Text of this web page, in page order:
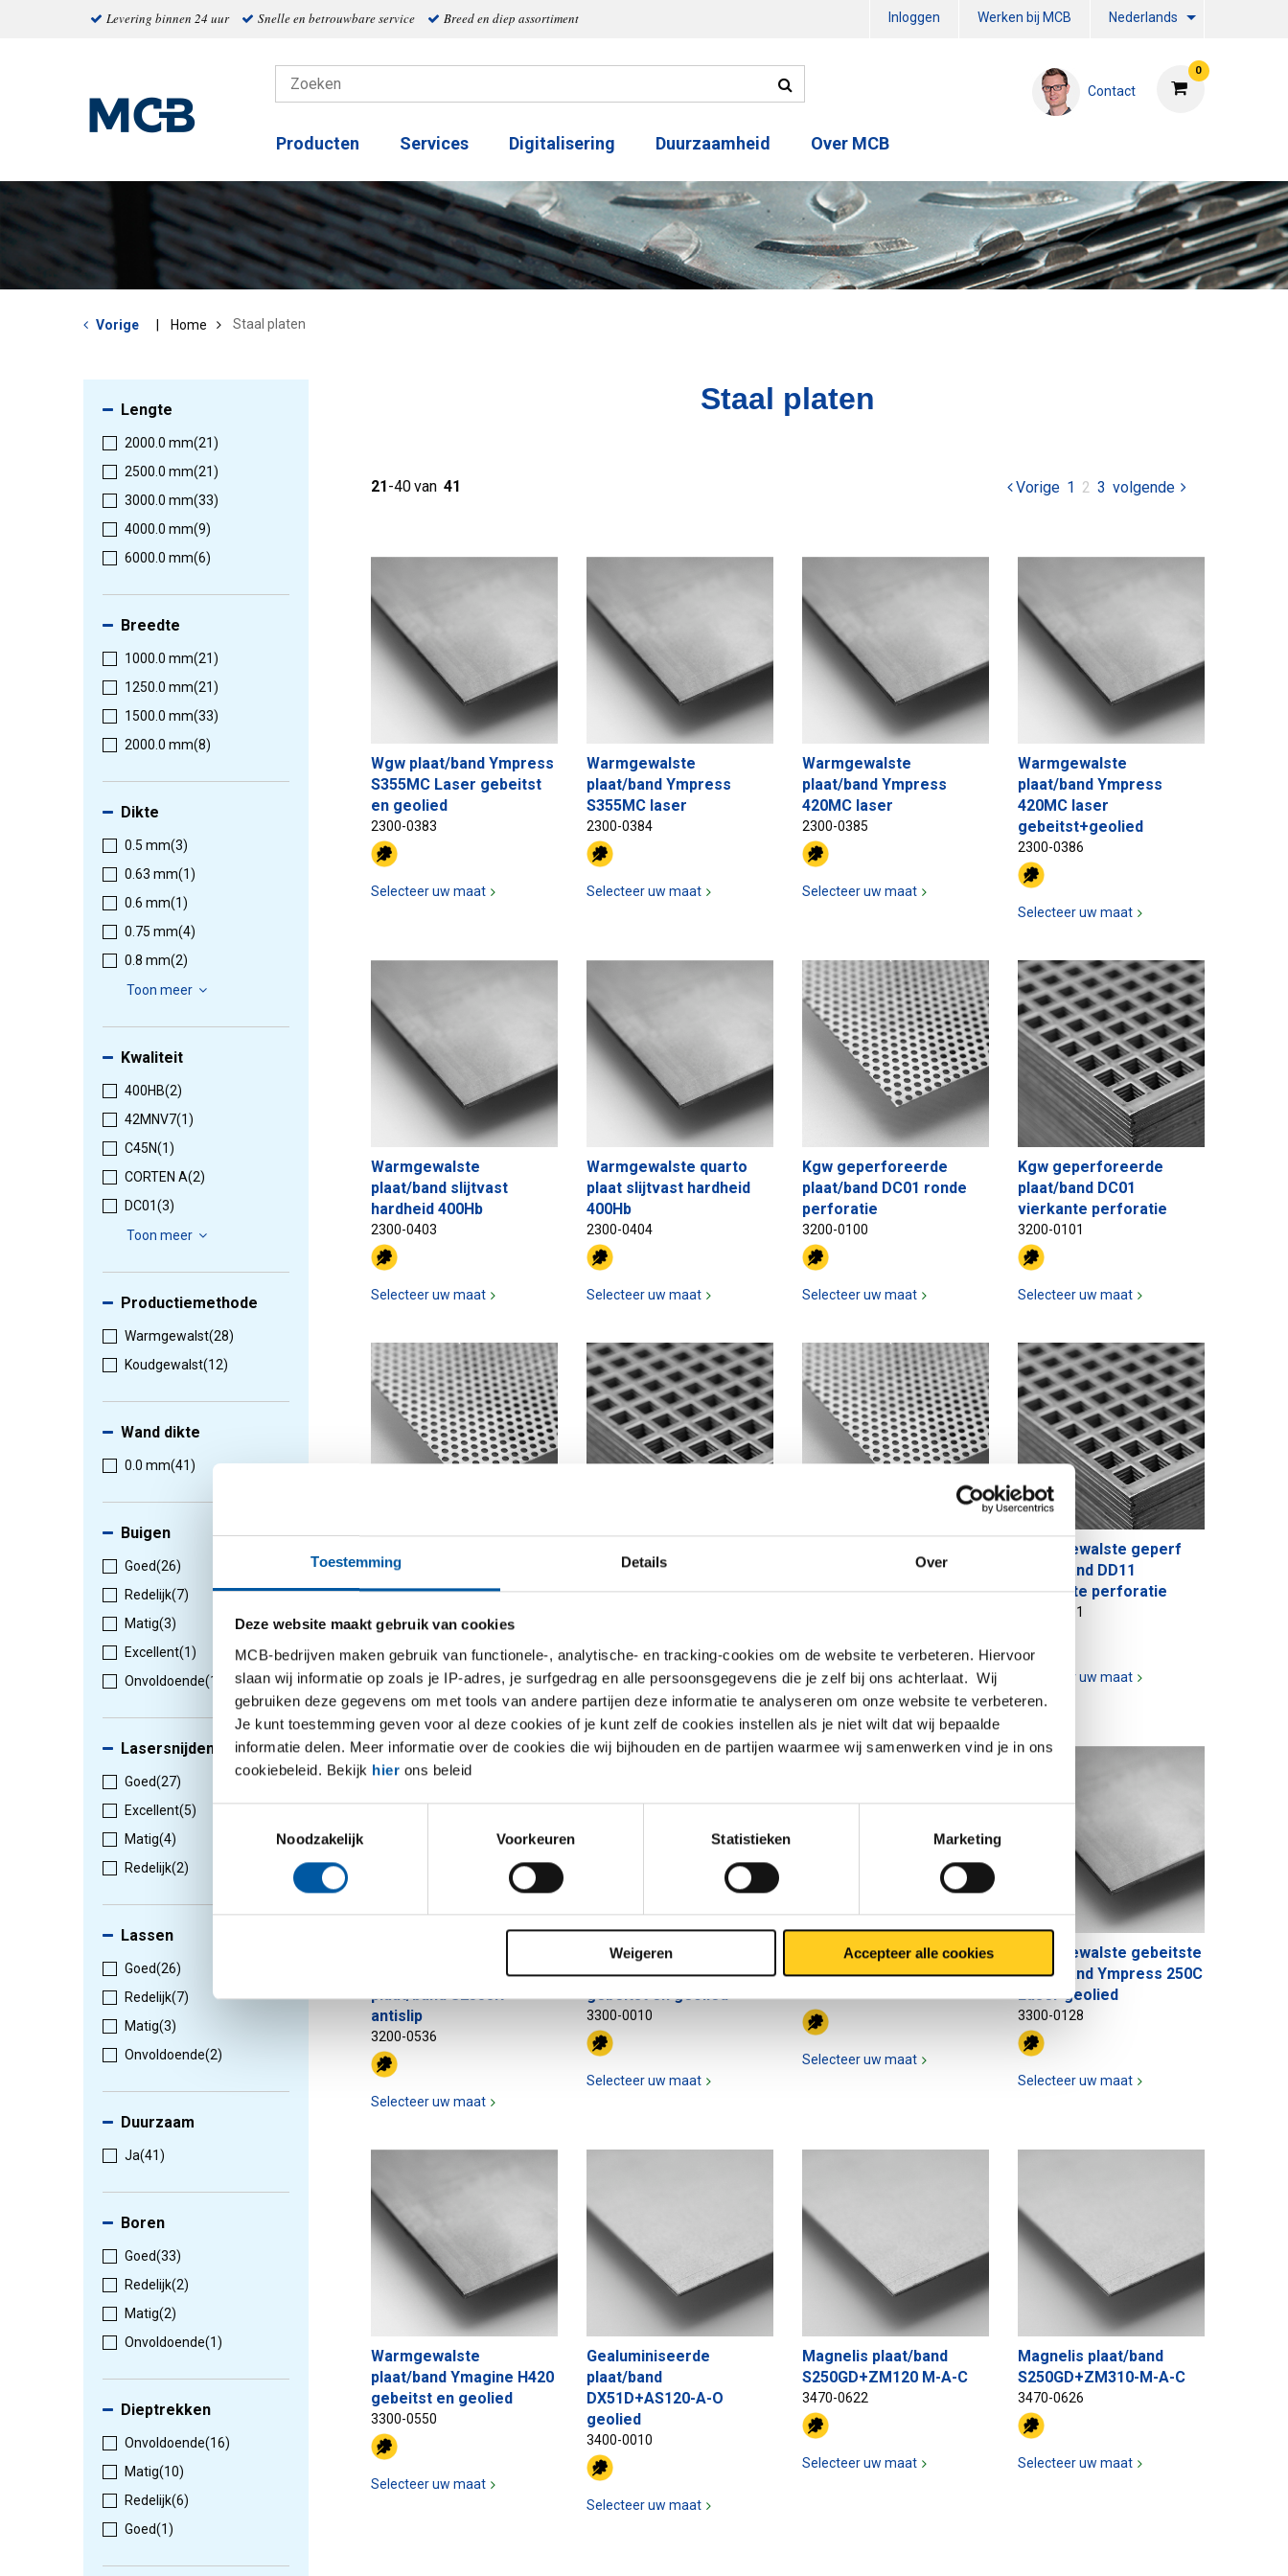
Toestemming Details Over
Deze website maakt gebruik van cookies
MCB-bedrijven maken gebruik van functionele-, analytische- en tracking-cookies om de website te verbeteren. Hiervoor
slaan wij informatie op zoals je IP-adres, je surfgedrag en alle persoonsgegevens die je zelf bij ons achterlaat. Wij
gebruiken deze gegevens om met tools van andere partijen deze informatie te analyseren om onze website te verbeteren.
Je kunt toestemming geven voor al deze cookies of je kunt zelf de cookies instellen als je niet wilt dat wij bepaalde
informatie delen. Meer informatie over de cookies die wij bijhouden en de partijen waarmee wij samenwerken vind je in ons
cookiebeleid. Bekijk hier ons beleid
Noodzakelijk
Voorkeuren Statistieken Marketing
Weigeren Accepteer alle cookies
Levering binnen 24 uur Snelle en betrouwbare service Breed en diep assortiment Inloggen Werken bij MCB Nederlands
0
Contact
Producten Services Digitalisering Duurzaamheid Over MCB
Vorige Home Staal platen
Lengte
2000.0 mm(21)
2500.0 mm(21)
3000.0 mm(33)
4000.0 mm(9)
6000.0 mm(6)
Breedte
1000.0 mm(21)
1250.0 mm(21)
1500.0 mm(33)
2000.0 mm(8)
Dikte
0.5 mm(3)
0.63 mm(1)
0.6 mm(1)
0.75 mm(4)
0.8 mm(2)
Toon meer
Kwaliteit
400HB(2)
42MNV7(1)
C45N(1)
CORTEN A(2)
DC01(3)
Toon meer
Productiemethode
Warmgewalst(28)
Koudgewalst(12)
Wand dikte
0.0 mm(41)
Buigen
Goed(26)
Redelijk(7)
Matig(3)
Excellent(1)
Onvoldoende(1)
Lasersnijden
Goed(27)
Excellent(5)
Matig(4)
Redelijk(2)
Lassen
Goed(26)
Redelijk(7)
Matig(3)
Onvoldoende(2)
Duurzaam
Ja(41)
Boren
Goed(33)
Redelijk(2)
Matig(2)
Onvoldoende(1)
Dieptrekken
Onvoldoende(16)
Matig(10)
Redelijk(6)
Goed(1)
Staal platen
21 -40van 41 Vorigepagina
1 U
pagina
2 3 volgende pagina
Wgw plaat/band Ympress
S355MC Laser gebeitst
en geolied
2300-0383
Selecteer uw maat
Warmgewalste
plaat/band Ympress
S355MC laser
2300-0384
Selecteer uw maat
Warmgewalste
plaat/band Ympress
420MC laser
2300-0385
Selecteer uw maat
Warmgewalste
plaat/band Ympress
420MC laser
gebeitst+geolied
2300-0386
Selecteer uw maat
Warmgewalste
plaat/band slijtvast
hardheid 400Hb
2300-0403
Selecteer uw maat
Warmgewalste quarto
plaat slijtvast hardheid
400Hb
2300-0404
Selecteer uw maat
Kgw geperforeerde
plaat/band DC01 ronde
perforatie
3200-0100
Selecteer uw maat
Kgw geperforeerde
plaat/band DC01
vierkante perforatie
3200-0101
Selecteer uw maat
plaat/band DX51D+Z140
ronde perforatie
Selecteer uw maat
plaat/band DX51D+Z140
vierkante perfor
Selecteer uw maat
plaat/band DD11 ronde
Selecteer uw maat
Warmgewalste geperf
plaat/band DD11
vierkante perforatie
3200-0501
Selecteer uw maat
plaat/band S235JR
antislip
3200-0536
Selecteer uw maat
Warmgewalste
plaat/band S235JR
gebeitst en geolied
3300-0010
Selecteer uw maat
Warmgewalste gebeitste
plaat/band DD11 geolied
Selecteer uw maat
Warmgewalste gebeitste
plaat/band Ympress 250C
Laser geolied
3300-0128
Selecteer uw maat
Warmgewalste
plaat/band Ymagine H420
gebeitst en geolied
3300-0550
Selecteer uw maat
Gealuminiseerde
plaat/band
DX51D+AS120-A-O
geolied
3400-0010
Selecteer uw maat
Magnelis plaat/band
S250GD+ZM120 M-A-C
3470-0622
Selecteer uw maat
Magnelis plaat/band
S250GD+ZM310-M-A-C
3470-0626
Selecteer uw maat